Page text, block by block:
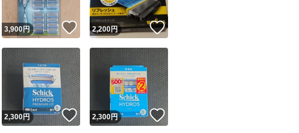
ね！
3,900円 いいね！
2,200円 いいね！
いね！
2,300円 いいね！
2,300円 いいね！